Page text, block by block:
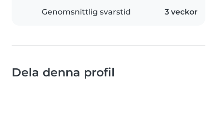
Genomsnittlig svarstid 3 veckor
Dela denna profil